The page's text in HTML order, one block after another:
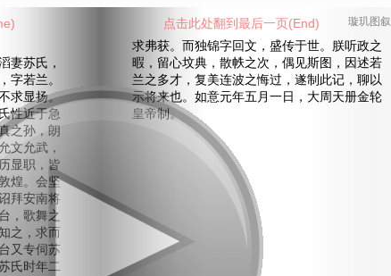
璇玑图叙
苏氏，
字若兰。
求显扬。
性近于急
之孙，朗
文允武，
显职，皆
煌。会坚
拜安南将
，歌舞之
之，求而
又专伺苏
氏时年二
求弗获。而独锦字回文，盛传于世。朕听政之
暇，留心坟典，散帙之次，偶见斯图，因述若
兰之多才，复美连波之悔过，遂制此记，聊以
示将来也。如意元年五月一日，大周天册金轮
皇帝制。
点击此处翻到最后一页(End)